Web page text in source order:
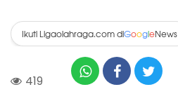
Ikuti Ligaolahraga.com diGoogleNews
419